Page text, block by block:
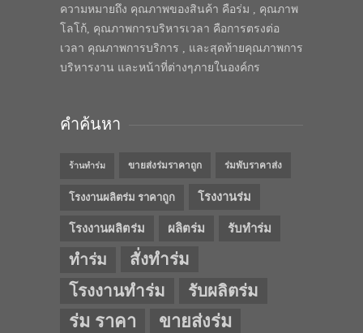
ความหมายถึง คุณภาพของสินค้า คือร่ม , คุณภาพ
โลโก้, คุณภาพการบริหารเวลา คือการตรงต่อ
เวลา คุณภาพการบริการ , และสุดท้ายคุณภาพการ
บริหารงาน และหน้าที่ต่างๆภายในองค์กร
คำค้นหา
ร้านทำร่ม ขายส่งร่มราคาถูก ร่มพับราคาส่ง
โรงงานผลิตร่ม ราคาถูก โรงงานร่ม
โรงงานผลิตร่ม ผลิตร่ม รับทำร่ม
ทำร่ม
สั่งทำร่ม
โรงงานทำร่ม
รับผลิตร่ม
ร่ม ราคา ขายส่งร่ม